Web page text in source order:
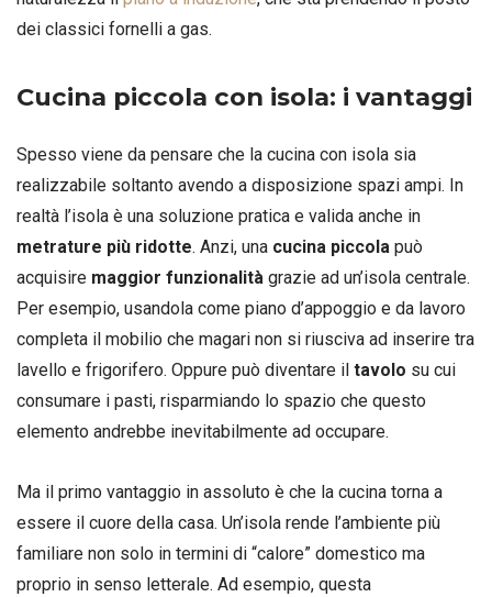
dei classici fornelli a gas.
Cucina piccola con isola: i vantaggi
Spesso viene da pensare che la cucina con isola sia
realizzabile soltanto avendo a disposizione spazi ampi. In
realtà l’isola è una soluzione pratica e valida anche in
metrature più ridotte. Anzi, una cucina piccola può
acquisire maggior funzionalità grazie ad un’isola centrale.
Per esempio, usandola come piano d’appoggio e da lavoro
completa il mobilio che magari non si riusciva ad inserire tra
lavello e frigorifero. Oppure può diventare il tavolo su cui
consumare i pasti, risparmiando lo spazio che questo
elemento andrebbe inevitabilmente ad occupare.
Ma il primo vantaggio in assoluto è che la cucina torna a
essere il cuore della casa. Un’isola rende l’ambiente più
familiare non solo in termini di “calore” domestico ma
proprio in senso letterale. Ad esempio, questa